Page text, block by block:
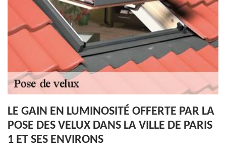
LE GAIN EN LUMINOSITÉ OFFERTE PAR LA
POSE DES VELUX DANS LA VILLE DE PARIS
1 ET SES ENVIRONS